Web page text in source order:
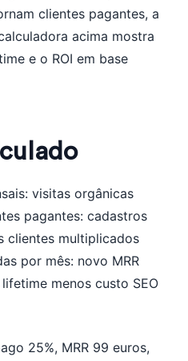
clientes pagantes, a
acima mostra
e o ROI em base
visitas orgânicas
pagantes: cadastros
clientes multiplicados
por mês: novo MRR
menos custo SEO
25%, MRR 99 euros,